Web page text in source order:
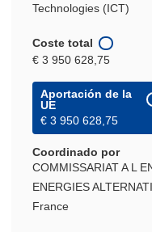
Technologies (ICT)
Coste total
€ 3 950 628,75
Aportación de la
UE
€ 3 950 628,75
Coordinado por
COMMISSARIAT A L
ENERGIES
France